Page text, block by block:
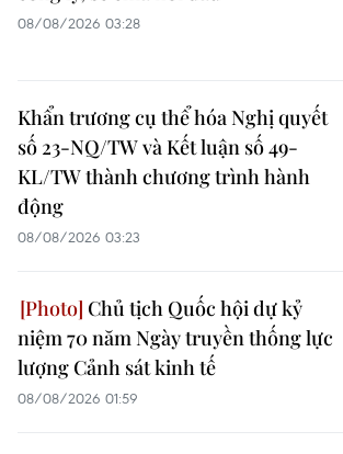
08/08/2026 03:28
Khẩn trương cụ thể hóa Nghị quyết
số 23-NQ/TW và Kết luận số 49-
KL/TW thành chương trình hành
động
08/08/2026 03:23
Chủ tịch Quốc hội dự kỷ
niệm 70 năm Ngày truyền thống lực
lượng Cảnh sát kinh tế
08/08/2026 01:59